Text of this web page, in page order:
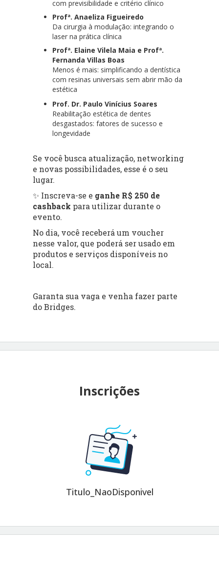
com previsibilidade e critério clínico
Profª. Anaeliza Figueiredo
Da cirurgia à modulação: integrando o
laser na prática clínica
Profª. Elaine Vilela Maia e Profª.
Fernanda Villas Boas
Menos é mais: simplificando a dentística
com resinas universais sem abrir mão da
estética
Prof. Dr. Paulo Vinícius Soares
Reabilitação estética de dentes
desgastados: fatores de sucesso e
longevidade
Se você busca atualização, networking
e novas possibilidades, esse é o seu
lugar.
✨ Inscreva-se e ganhe R$ 250 de
cashback para utilizar durante o
evento.
No dia, você receberá um voucher
nesse valor, que poderá ser usado em
produtos e serviços disponíveis no
local.
Garanta sua vaga e venha fazer parte
do Bridges.
Inscrições
Titulo_NaoDisponivel